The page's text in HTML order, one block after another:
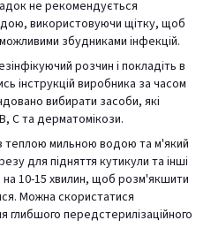
не рекомендується
використовуючи щітку, щоб
збудниками інфекцій.
розчин і покладіть в
інструкцій виробника за часом
вибирати засоби, які
С та дерматомікози.
теплою мильною водою та м'який
для підняття кутикули та інші
на 10-15 хвилин, щоб розм'якшити
Можна скористатися
передстерилізаційного